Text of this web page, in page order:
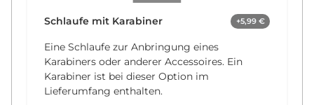
Schlaufe mit Karabiner +5,99 €
Eine Schlaufe zur Anbringung eines
Karabiners oder anderer Accessoires. Ein
Karabiner ist bei dieser Option im
Lieferumfang enthalten.